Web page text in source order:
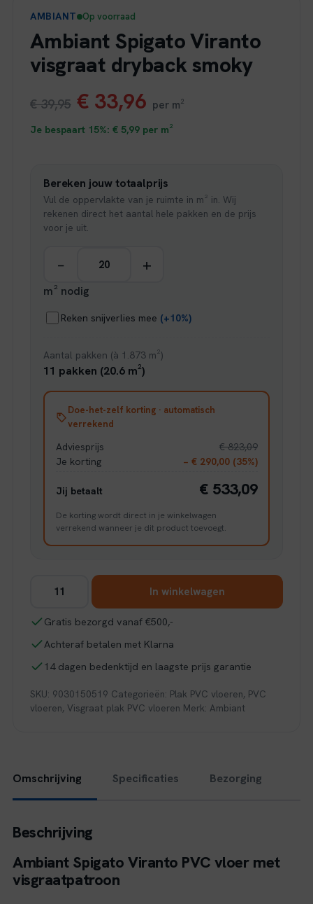
AMBIANT Op voorraad
Ambiant Spigato Viranto
visgraat dryback smoky
€39,95 Oorspronkelijke
prijs
€ 39,95.
€ 33,96 Huidige
prijs
€ 33,96.
per m²
Je bespaart 15%: € 5,99 per m²
Bereken jouw totaalprijs
Vul de oppervlakte van je ruimte in m² in. Wij
rekenen direct het aantal hele pakken en de prijs
voor je uit.
− +
m² nodig
Reken snijverlies mee (+10%)
Aantal pakken (à 1.873 m²)
11 pakken (20.6 m²)
Doe-het-zelf korting · automatisch
verrekend
Adviesprijs
€ 823,09
Je korting
− € 290,00 (35%)
Jij betaalt € 533,09
De korting wordt direct in je winkelwagen
verrekend wanneer je dit product toevoegt.
Spigato
Viranto
dryback
smoky
In winkelwagen
Gratis bezorgd vanaf €500,-
Achteraf betalen met Klarna
14 dagen bedenktijd en laagste prijs garantie
SKU: 9030150519 Categorieën: Plak PVC vloeren, PVC
vloeren, Visgraat plak PVC vloeren Merk: Ambiant
Omschrijving Specificaties Bezorging
Beschrijving
Ambiant Spigato Viranto PVC vloer met
visgraatpatroon